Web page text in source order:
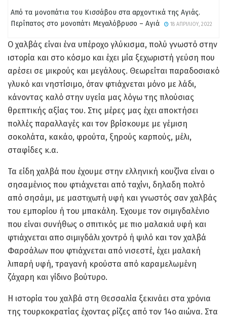
Από τα μονοπάτια του Κισσάβου στα αρχοντικά της Αγιάς.
Περίπατος στο μονοπάτι Μεγαλόβρυσο – Αγιά
18 ΑΠΡΙΛΊΟΥ, 2022
Ο χαλβάς είναι ένα υπέροχο γλύκισμα, πολύ γνωστό στην
ιστορία και στο κόσμο και έχει μία ξεχωριστή γεύση που
αρέσει σε μικρούς και μεγάλους. Θεωρείται παραδοσιακό
γλυκό και νηστίσιμο, όταν φτιάχνεται μόνο με λάδι,
κάνοντας καλό στην υγεία μας λόγω της πλούσιας
θρεπτικής αξίας του. Στις μέρες μας έχει αποκτήσει
πολλές παραλλαγές και τον βρίσκουμε με γέμιση
σοκολάτα, κακάο, φρούτα, ξηρούς καρπούς, μέλι,
σταφίδες κ.α.
Τα είδη χαλβά που έχουμε στην ελληνική κουζίνα είναι ο
σησαμένιος που φτιάχνεται από ταχίνι, δηλαδη πολτό
από σησάμι, με μαστιχωτή υφή και γνωστός σαν χαλβάς
του εμπορίου ή του μπακάλη. Έχουμε τον σιμιγδαλένιο
που είναι συνήθως ο σπιτικός με πιο μαλακιά υφή και
φτιάχνεται απο σιμιγδάλι χοντρό ή ψιλό και τον χαλβά
Φαρσάλων που φτιάχνεται από νισεστέ, έχει μαλακή
λιπαρή υφή, τραγανή κρούστα από καραμελωμένη
ζάχαρη και γίδινο βούτυρο.
Η ιστορία του χαλβά στη Θεσσαλία ξεκινάει στα χρόνια
της τουρκοκρατίας έχοντας ρίζες από τον 14ο αιώνα. Στα